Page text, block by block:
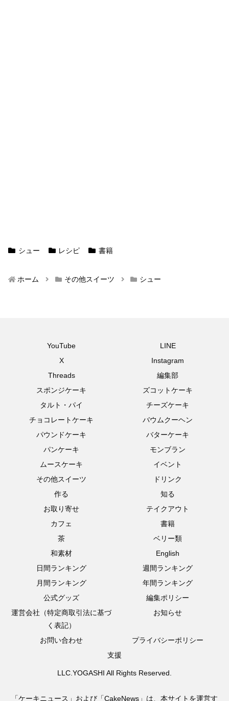
シュー レシピ 書籍
ホーム その他スイーツ シュー
YouTube
LINE
X
Instagram
Threads
編集部
スポンジケーキ
ズコットケーキ
タルト・パイ
チーズケーキ
チョコレートケーキ
バウムクーヘン
パウンドケーキ
バターケーキ
パンケーキ
モンブラン
ムースケーキ
イベント
その他スイーツ
ドリンク
作る
知る
お取り寄せ
テイクアウト
カフェ
書籍
茶
ベリー類
和素材
English
日間ランキング
週間ランキング
月間ランキング
年間ランキング
公式グッズ
編集ポリシー
運営会社（特定商取引法に基づ
く表記）
お知らせ
お問い合わせ
プライバシーポリシー
支援
LLC.YOGASHI All Rights Reserved.
「ケーキニュース」および「CakeNews」は、本サイトを運営す